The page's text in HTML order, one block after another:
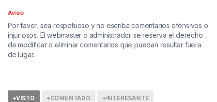
Aviso
Por favor, sea respetuoso y no escriba comentarios ofensivos o
injuriosos. El webmaster o administrador se reserva el derecho
de modificar o eliminar comentarios que puedan resultar fuera
de lugar.
+VISTO +COMENTADO +INTERESANTE